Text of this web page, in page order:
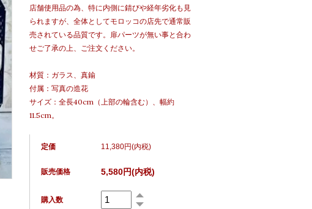
店舗使用品の為、特に内側に錆びや経年劣化も見
られますが、全体としてモロッコの店先で通常販
売されている品質です。扉パーツが無い事と合わ
せご了承の上、ご注文ください。
材質：ガラス、真鍮
付属：写真の造花
サイズ：全長40cm（上部の輪含む）、幅約
11.5cm。
定価 11,380円(内税)
販売価格 5,580円(内税)
購入数